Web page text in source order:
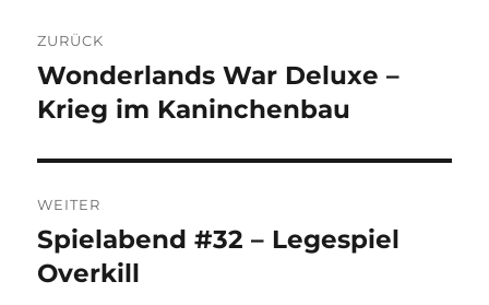
ZURÜCK
Vorheriger
Beitrag:
Wonderlands War Deluxe –
Krieg im Kaninchenbau
WEITER
Nächster
Beitrag:
Spielabend #32 – Legespiel
Overkill